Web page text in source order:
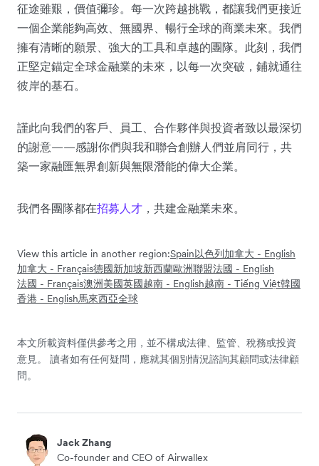
征途雖艱，價值彌珍。每一次跨越挑戰，都讓我們更接近
一個企業能夠高效、無國界、暢行全球的商業未來。我們
擁有清晰的願景、強大的工具和卓越的團隊。此刻，我們
正堅定錨定全球金融業的未來，以每一次突破，鋪就通往
彼岸的基石。
謹此向我們的客戶、員工、合作夥伴與投資者致以最深切
的謝意——感謝你們與我和聯合創辦人們並肩同行，共
築一家融匯無界創新與無限潛能的偉大企業。
我們各團隊都在招募人才 ，共建金融業未來。
View this article in another region:Spain以色列加拿大 - English
加拿大 - Français德國新加坡新西蘭歐洲聯盟法國 - English
法國 - Français澳洲美國英國越南 - English越南 - Tiếng Việt韓國
香港 - English馬來西亞全球
本文所載資料僅供參考之用，並不構成法律、監管、稅務或投資
意見。 讀者如有任何疑問，應就其個別情況諮詢其顧問或法律顧
問。
Jack Zhang
Co-founder and CEO of Airwallex